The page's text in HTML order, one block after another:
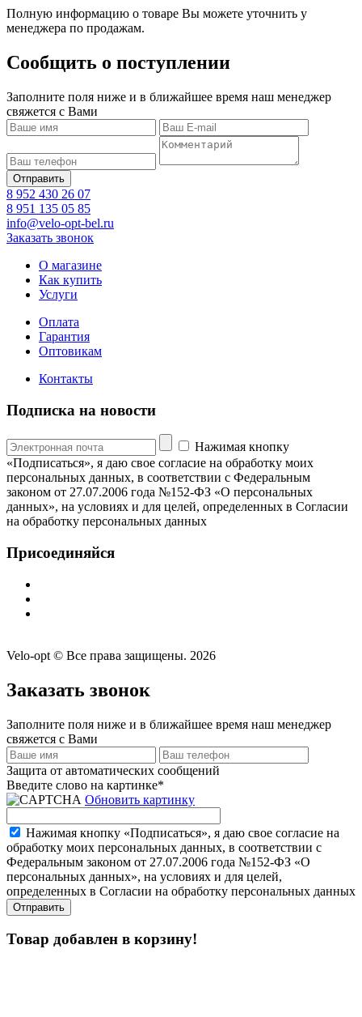
Полную информацию о товаре Вы можете уточнить у
менеджера по продажам.
Сообщить о поступлении
Заполните поля ниже и в ближайшее время наш менеджер
свяжется с Вами
8 952 430 26 07
8 951 135 05 85
info@velo-opt-bel.ru
Заказать звонок
О магазине
Как купить
Услуги
Оплата
Гарантия
Оптовикам
Контакты
Подписка на новости
Нажимая кнопку
«Подписаться», я даю свое согласие на обработку моих
персональных данных, в соответствии с Федеральным
законом от 27.07.2006 года №152-ФЗ «О персональных
данных», на условиях и для целей, определенных в Согласии
на обработку персональных данных
Присоединяйся
Velo-opt © Все права защищены. 2026
Заказать звонок
Заполните поля ниже и в ближайшее время наш менеджер
свяжется с Вами
Защита от автоматических сообщений
Введите слово на картинке*
Обновить картинку
Нажимая кнопку «Подписаться», я даю свое согласие на
обработку моих персональных данных, в соответствии с
Федеральным законом от 27.07.2006 года №152-ФЗ «О
персональных данных», на условиях и для целей,
определенных в Согласии на обработку персональных данных
Товар добавлен в корзину!